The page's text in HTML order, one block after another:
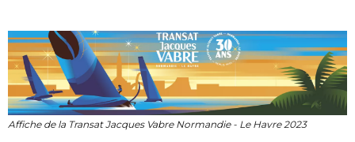
Affiche de la Transat Jacques Vabre Normandie - Le Havre 2023